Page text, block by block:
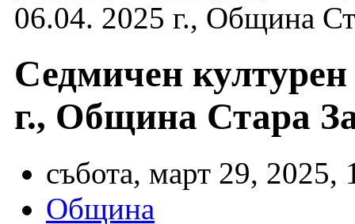
06.04. 2025 г., Община
Седмичен
г., Община Стара
събота, март 29, 2025,
Община